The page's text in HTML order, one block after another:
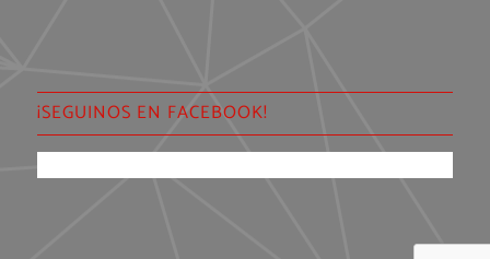
¡SEGUINOS EN FACEBOOK!